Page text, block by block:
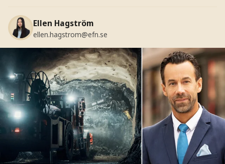
Ellen Hagström
ellen.hagstrom@efn.se